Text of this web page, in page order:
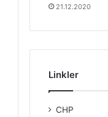
21.12.2020
Linkler
CHP